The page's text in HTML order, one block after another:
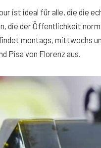
ist ideal für alle, die die
die der Öffentlichkeit
montags, mittwochs
Pisa von Florenz aus.